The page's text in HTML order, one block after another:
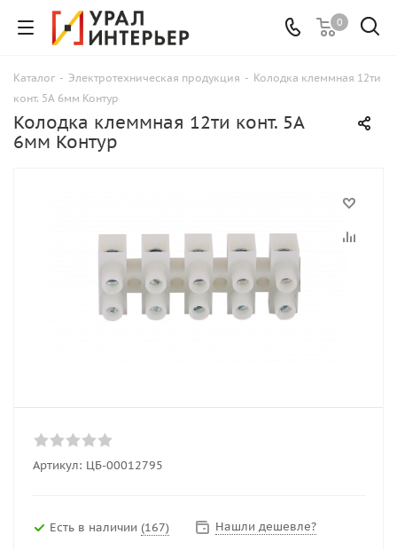
0
Каталог - Электротехническая продукция - Колодка клеммная 12ти
конт. 5А 6мм Контур
Колодка клеммная 12ти конт. 5А
6мм Контур
Артикул: ЦБ-00012795
Есть в наличии (167) Нашли дешевле?